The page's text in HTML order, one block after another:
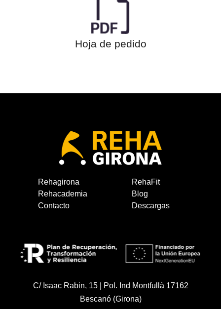
Hoja de pedido
Rehagirona
RehaFit
Rehacademia
Blog
Contacto
Descargas
C/ Isaac Rabin, 15 | Pol. Ind Montfullà 17162
Bescanó (Girona)